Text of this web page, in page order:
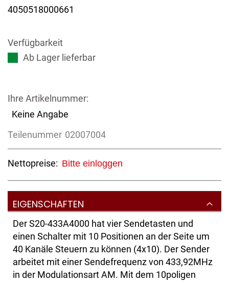
4050518000661
Verfügbarkeit
Ab Lager lieferbar
Ihre Artikelnummer:
Keine Angabe
Teilenummer 02007004
Nettopreise: Bitte einloggen
EIGENSCHAFTEN
Der S20-433A4000 hat vier Sendetasten und
einen Schalter mit 10 Positionen an der Seite um
40 Kanäle Steuern zu können (4x10). Der Sender
arbeitet mit einer Sendefrequenz von 433,92MHz
in der Modulationsart AM. Mit dem 10poligen